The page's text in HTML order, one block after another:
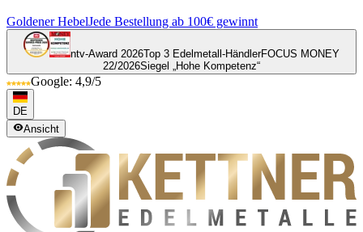
Goldener HebelJede Bestellung ab 100€ gewinnt
ntv-Award 2026Top 3 Edelmetall-HändlerFOCUS MONEY
22/2026Siegel „Hohe Kompetenz“
Google: 4,9/5
DE
Ansicht